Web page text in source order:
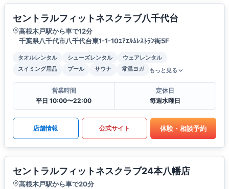
セントラルフィットネスクラブ八千代台
高根木戸駅から車で12分
千葉県八千代市八千代台東1-1-10ﾕｱｴﾙﾑﾚｽﾄﾗﾝ街5F
タオルレンタル シューズレンタル
ウェアレンタル
スイミング用品
プール サウナ 常温ヨガ もっと見る
営業時間
平日 10:00〜22:00
定休日
毎週水曜日
店舗情報 公式サイト 体験・相談予約
セントラルフィットネスクラブ24本八幡店
高根木戸駅から車で20分